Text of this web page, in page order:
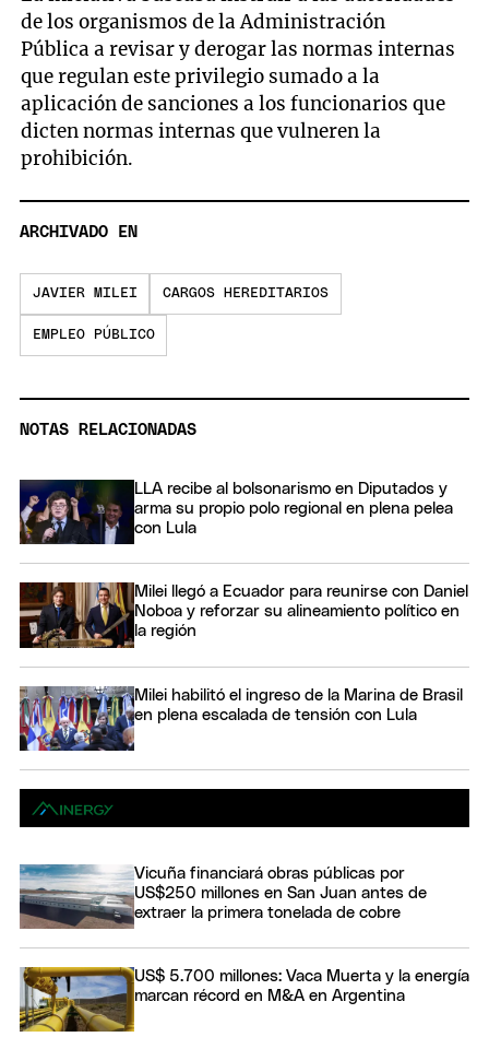
de los organismos de la Administración
Pública a revisar y derogar las normas internas
que regulan este privilegio sumado a la
aplicación de sanciones a los funcionarios que
dicten normas internas que vulneren la
prohibición.
ARCHIVADO EN
JAVIER MILEI CARGOS HEREDITARIOS
EMPLEO PÚBLICO
NOTAS RELACIONADAS
LLA recibe al bolsonarismo en Diputados y
arma su propio polo regional en plena pelea
con Lula
Milei llegó a Ecuador para reunirse con Daniel
Noboa y reforzar su alineamiento político en
la región
Milei habilitó el ingreso de la Marina de Brasil
en plena escalada de tensión con Lula
Vicuña financiará obras públicas por
US$250 millones en San Juan antes de
extraer la primera tonelada de cobre
US$ 5.700 millones: Vaca Muerta y la energía
marcan récord en M&A en Argentina